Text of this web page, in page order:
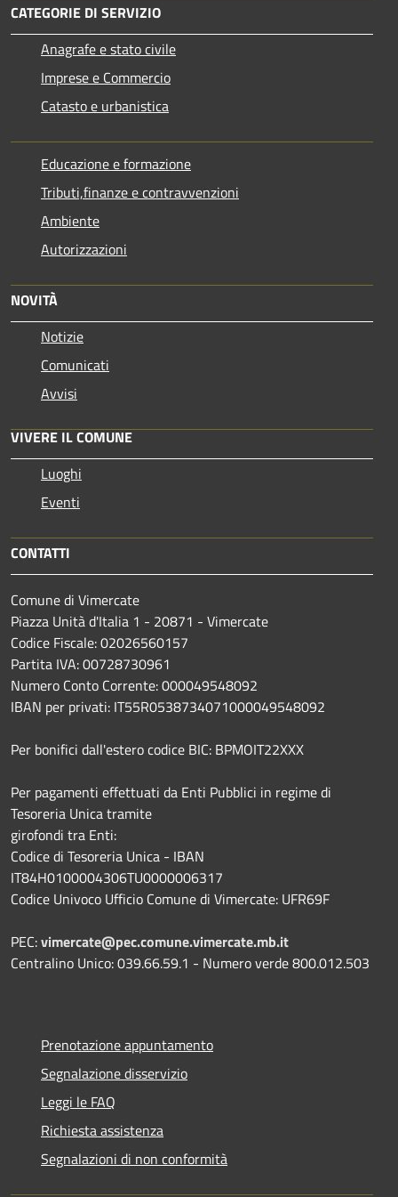
CATEGORIE DI SERVIZIO
Anagrafe e stato civile
Imprese e Commercio
Catasto e urbanistica
Educazione e formazione
Tributi,finanze e contravvenzioni
Ambiente
Autorizzazioni
NOVITÀ
Notizie
Comunicati
Avvisi
VIVERE IL COMUNE
Luoghi
Eventi
CONTATTI
Comune di Vimercate
Piazza Unità d'Italia 1 - 20871 - Vimercate
Codice Fiscale: 02026560157
Partita IVA: 00728730961
Numero Conto Corrente: 000049548092
IBAN per privati: IT55R0538734071000049548092
Per bonifici dall'estero codice BIC: BPMOIT22XXX
Per pagamenti effettuati da Enti Pubblici in regime di
Tesoreria Unica tramite
girofondi tra Enti:
Codice di Tesoreria Unica - IBAN
IT84H0100004306TU0000006317
Codice Univoco Ufficio Comune di Vimercate: UFR69F
PEC:vimercate@pec.comune.vimercate.mb.it
Centralino Unico: 039.66.59.1 - Numero verde 800.012.503
Prenotazione appuntamento
Segnalazione disservizio
Leggi le FAQ
Richiesta assistenza
Segnalazioni di non conformità